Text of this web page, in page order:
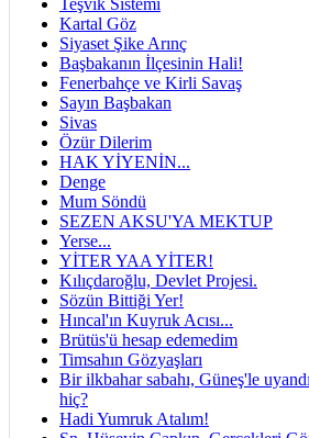
Teşvik Sistemi
Kartal Göz
Siyaset Şike Arınç
Başbakanın İlçesinin Hali!
Fenerbahçe ve Kirli Savaş
Sayın Başbakan
Sivas
Özür Dilerim
HAK YİYENİN...
Denge
Mum Söndü
SEZEN AKSU'YA MEKTUP
Yerse...
YİTER YAA YİTER!
Kılıçdaroğlu, Devlet Projesi.
Sözün Bittiği Yer!
Hıncal'ın Kuyruk Acısı...
Brütüs'ü hesap edemedim
Timsahın Gözyaşları
Bir ilkbahar sabahı, Güneş'le
hiç?
Hadi Yumruk Atalım!